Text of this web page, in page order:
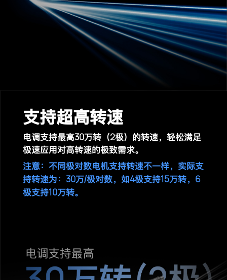
支持超高转速
电调支持最高30万转（2极）的转速，轻松满足
极速应用对高转速的极致需求。
注意：不同极对数电机支持转速不一样，实际支
持转速为： 30万/极对数，如4极支持15万转， 6
极支持10万转。